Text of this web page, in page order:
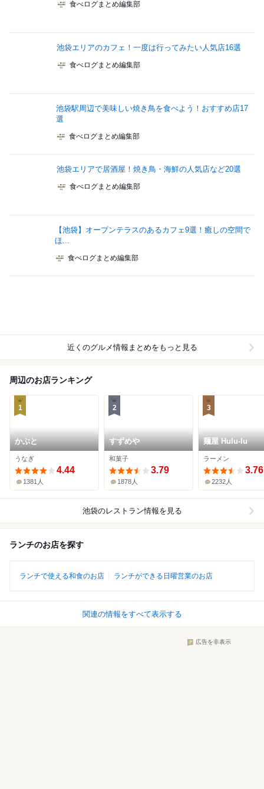
食べログまとめ編集部
池袋エリアのカフェ！一度は行ってみたい人気店16選
食べログまとめ編集部
池袋駅周辺で美味しい焼き鳥を食べよう！おすすめ店17
選
食べログまとめ編集部
池袋エリアで居酒屋！焼き鳥・海鮮の人気店など20選
食べログまとめ編集部
【池袋】オープンテラスのあるカフェ9選！癒しの空間で
ほ...
食べログまとめ編集部
近くのグルメ情報まとめをもっと見る
周辺のお店ランキング
1
かぶと
うなぎ
4.44
1381人
2
すずめや
和菓子
3.79
1878人
3
麺屋 Hulu-lu
ラーメン
3.76
2232人
池袋のレストラン情報を見る
ランチのお店を探す
ランチで使える和食のお店 ランチができる日曜営業のお店
関連の情報をすべて表示する
広告を非表示